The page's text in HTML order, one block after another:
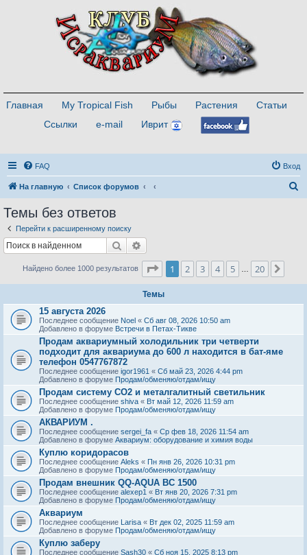
Главная My Tropical Fish Рыбы Растения
Статьи
Ссылки
e-mail Иврит
FAQ Вход
На главную Список форумов
Темы без ответов
Перейти к расширенному поиску
Поиск
Найдено более 1000 результатов Страница1 из
1 2 3 4 5 20
Темы
15 августа 2026
Последнее сообщение Noel « Сб авг 08, 2026 10:50 am
Добавлено в форуме Встречи в Петах-Тикве
Продам аквариумный холодильник три четверти
подходит для аквариума до 600 л находится в бат-яме
телефон 0547767872
Последнее сообщение igor1961 « Сб май 23, 2026 4:44 pm
Добавлено в форуме Продам/обменяю/отдам/ищу
Продам систему СО2 и металгалитный светильник
Последнее сообщение shiva « Вт май 12, 2026 11:59 am
Добавлено в форуме Продам/обменяю/отдам/ищу
АКВАРИУМ .
Последнее сообщение sergei_fa « Ср фев 18, 2026 11:54 am
Добавлено в форуме Аквариум: оборудование и химия воды
Куплю коридорасов
Последнее сообщение Aleks « Пн янв 26, 2026 10:31 pm
Добавлено в форуме Продам/обменяю/отдам/ищу
Продам внешник QQ-AQUA BC 1500
Последнее сообщение alexep1 « Вт янв 20, 2026 7:31 pm
Добавлено в форуме Продам/обменяю/отдам/ищу
Аквариум
Последнее сообщение Larisa « Вт дек 02, 2025 11:59 am
Добавлено в форуме Продам/обменяю/отдам/ищу
Куплю заберу
Последнее сообщение Sash30 « Сб ноя 15, 2025 8:13 pm